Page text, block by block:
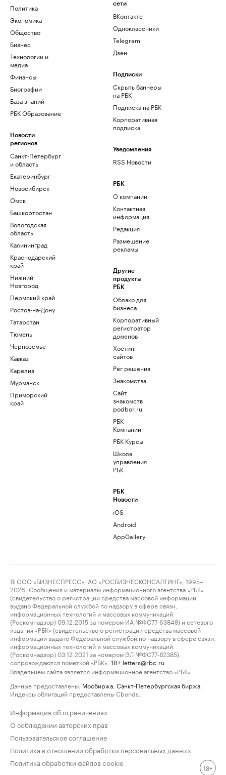
Политика
Экономика
Общество
Бизнес
Технологии и
медиа
Финансы
Биографии
База знаний
РБК Образование
Новости
регионов
Санкт-Петербург
и область
Екатеринбург
Новосибирск
Омск
Башкортостан
Вологодская
область
Калининград
Краснодарский
край
Нижний
Новгород
Пермский край
Ростов-на-Дону
Татарстан
Тюмень
Черноземье
Кавказ
Карелия
Мурманск
Приморский
край
сети
ВКонтакте
Одноклассники
Telegram
Дзен
Подписки
Скрыть баннеры
на РБК
Подписка на РБК
Корпоративная
подписка
Уведомления
RSS Новости
РБК
О компании
Контактная
информация
Редакция
Размещение
рекламы
Другие
продукты
РБК
Облако для
бизнеса
Корпоративный
регистратор
доменов
Хостинг
сайтов
Рег.решения
Знакомства
Сайт
знакомств
podbor.ru
РБК
Компании
РБК Курсы
Школа
управления
РБК
РБК
Новости
iOS
Android
AppGallery
© ООО «БИЗНЕСПРЕСС», АО «РОСБИЗНЕСКОНСАЛТИНГ», 1995–
2026. Сообщения и материалы информационного агентства «РБК»
(свидетельство о регистрации средства массовой информации
выдано Федеральной службой по надзору в сфере связи,
информационных технологий и массовых коммуникаций
(Роскомнадзор) 09.12.2015 за номером ИА №ФС77-63848) и сетевого
издания «РБК» (свидетельство о регистрации средства массовой
информации выдано Федеральной службой по надзору в сфере связи,
информационных технологий и массовых коммуникаций
(Роскомнадзор) 03.12.2021 за номером ЭЛ №ФС77-82385)
сопровождаются пометкой «РБК».
18+ letters@rbc.ru
Владельцем сайта является информационное агентство «РБК».
Данные предоставлены: Мосбиржа Санкт-Петербургская биржа
Индексы облигаций предоставлены Cbonds.
Информация об ограничениях
О соблюдении авторских прав
Пользовательское соглашение
Политика в отношении обработки персональных данных
Политика обработки файлов cookie
18+